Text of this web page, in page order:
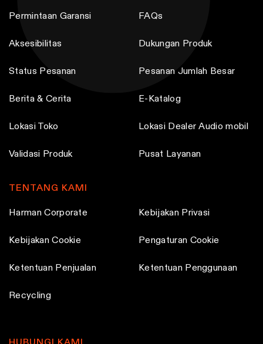
Permintaan Garansi FAQs
Aksesibilitas Dukungan Produk
Status Pesanan Pesanan Jumlah Besar
Berita & Cerita E-Katalog
Lokasi Toko Lokasi Dealer Audio mobil
Validasi Produk Pusat Layanan
TENTANG KAMI
Harman Corporate Kebijakan Privasi
Kebijakan Cookie Pengaturan Cookie
Ketentuan Penjualan Ketentuan Penggunaan
Recycling